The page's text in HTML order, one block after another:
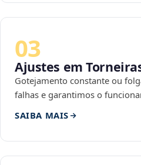
03
Ajustes em
Gotejamento constante ou
falhas e garantimos o
SAIBA MAIS